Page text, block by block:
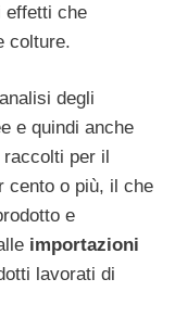
effetti che
colture.
degli
e quindi anche
per il
cento o più, il che
e
importazioni
lavorati di